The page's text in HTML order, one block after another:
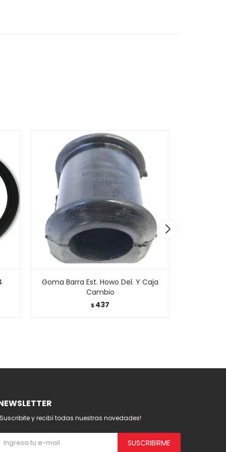
Goma Barra Est. Howo Del. Y Caja
Cambio
$437
y recibí todas nuestras novedades!
SUSCRIBIRME